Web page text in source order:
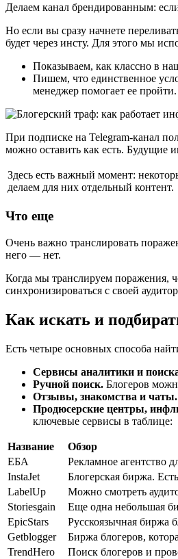
Делаем канал брендированным:
Но если вы сразу начнете
будет через инсту. Для этого мы
Показываем, как классно в
Пишем, что единственное
менеджер помогает ее
При подписке на Telegram-канал
можно оставить как есть. Будущие
Здесь есть важный момент:
делаем для них отдельный контент.
Что еще
Очень важно транслировать
него — нет.
Когда мы транслируем поражения,
синхронизироваться с своей
Как искать и
Есть четыре основных способа
Сервисы аналитики и
Ручной поиск. Блогеров
Отзывы, знакомства и чаты.
Продюсерские центры,
ключевые сервисы в таблице:
Название
Обзор
ЕБА
Рекламное агентство
InstaJet
Блогерская биржа.
LabelUp
Можно смотреть
Storiesgain
Еще одна небольшая
EpicStars
Русскоязычная биржа
Getblogger
Биржа блогеров,
TrendHero
Поиск блогеров и